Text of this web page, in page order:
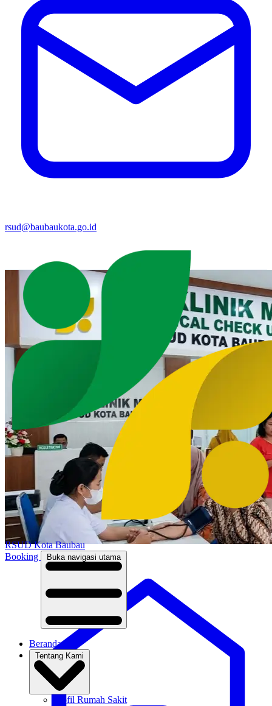
rsud@baubaukota.go.id
RSUD Kota Baubau
Booking
Buka navigasi utama
Beranda
Tentang Kami
Profil Rumah Sakit